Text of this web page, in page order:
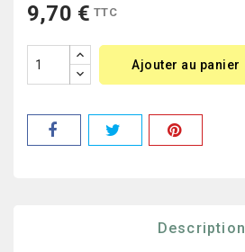
9,70 € TTC
Ajouter au panier
Description